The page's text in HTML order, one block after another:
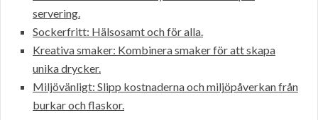
servering.
Sockerfritt: Hälsosamt och för alla.
Kreativa smaker: Kombinera smaker för att skapa
unika drycker.
Miljövänligt: Slipp kostnaderna och miljöpåverkan från
burkar och flaskor.